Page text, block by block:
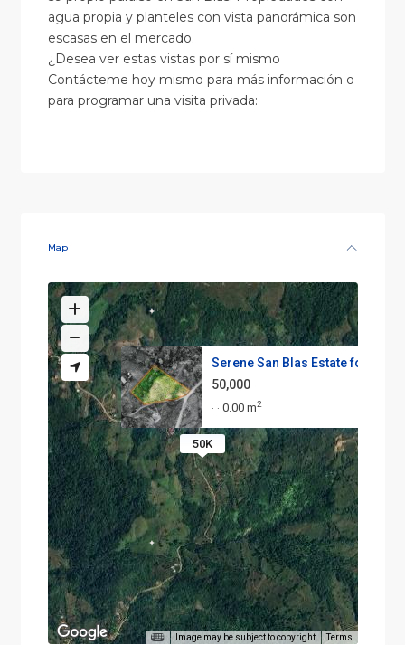
agua propia y planteles con vista panorámica son
escasas en el mercado.
¿Desea ver estas vistas por sí mismo
Contácteme hoy mismo para más información o
para programar una visita privada:
Map
50K
Serene San Blas Estate for Sal...
50,000
· · 0.00 m2
Image may be subject to copyright Terms